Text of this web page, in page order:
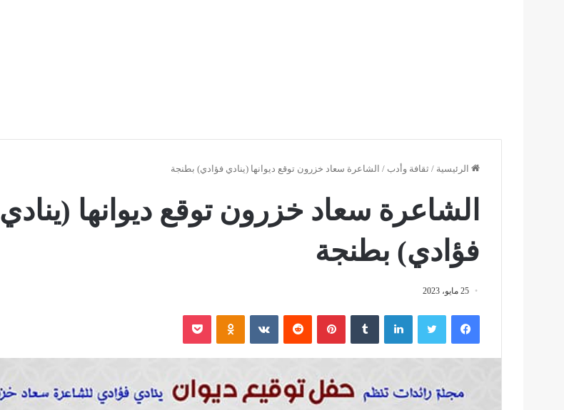
الرئيسية / ثقافة وأدب / الشاعرة سعاد خزرون توقع ديوانها (ينادي فؤادي) بطنجة
الشاعرة سعاد خزرون توقع ديوانها (ينادي
فؤادي) بطنجة
25 مايو، 2023
فيسبوك تويتر لينكدإن بينتيريست Odnoklassniki
بوكيت